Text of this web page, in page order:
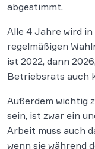
abgestimmt.
Alle 4 Jahre wird
regelmäßigen
ist 2022, dann
Betriebsrats auch
Außerdem wichtig
sein, ist zwar ein
Arbeit muss auch
wenn sie während